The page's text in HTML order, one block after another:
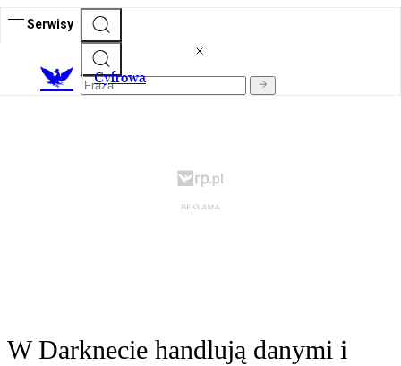
Serwisy
Cyfrowa
W Darknecie handlują danymi i